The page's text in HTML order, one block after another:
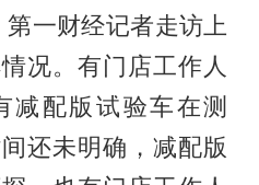
一财经记者走访上
况。有门店工作人
减配版试验车在测
还未明确，减配版